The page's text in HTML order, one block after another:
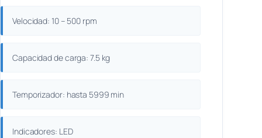
Velocidad: 10 – 500 rpm
Capacidad de carga: 7.5 kg
Temporizador: hasta 5999 min
Indicadores: LED